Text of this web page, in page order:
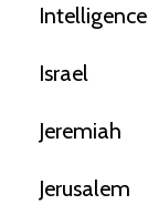
Intelligence
Israel
Jeremiah
Jerusalem